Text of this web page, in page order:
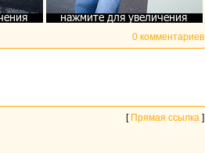
0 комментариев
[ Прямая ссылка ]